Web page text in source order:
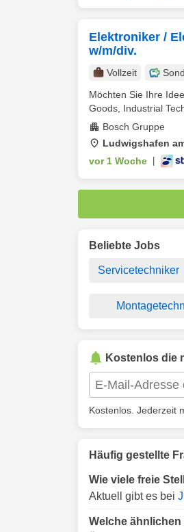
Elektroniker /
w/m/div.
Vollzeit
Möchten Sie Ihre
Goods, Industrial
Bosch Gruppe
Ludwigshafen
vor 1 Woche
Beliebte Jobs
Servicetechniker
Kostenlos die
Kostenlos. Jederzeit
Häufig gestellte
Wie viele freie
Aktuell gibt es bei
Welche